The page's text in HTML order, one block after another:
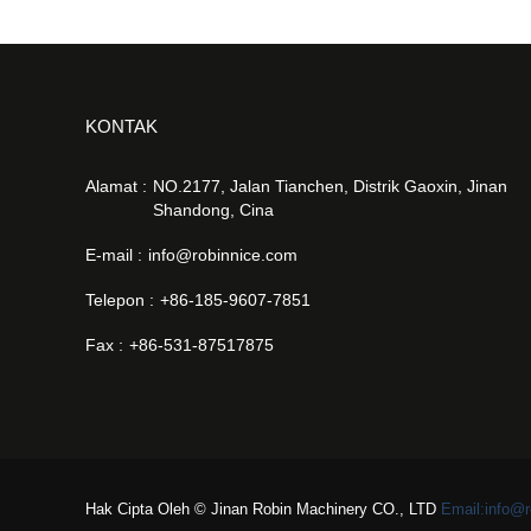
KONTAK
Alamat : NO.2177, Jalan Tianchen, Distrik Gaoxin, Jinan
Shandong, Cina
E-mail : info@robinnice.com
Telepon : +86-185-9607-7851
Fax : +86-531-87517875
Hak Cipta Oleh © Jinan Robin Machinery CO., LTD